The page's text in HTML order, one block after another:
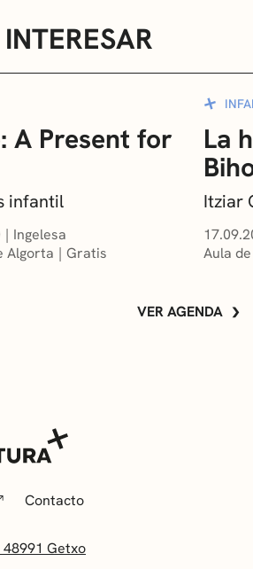
A Present for
infantil
Ingelesa
Algorta
Gratis
La
Itziar
Aula
VER AGENDA
Contacto
Getxo